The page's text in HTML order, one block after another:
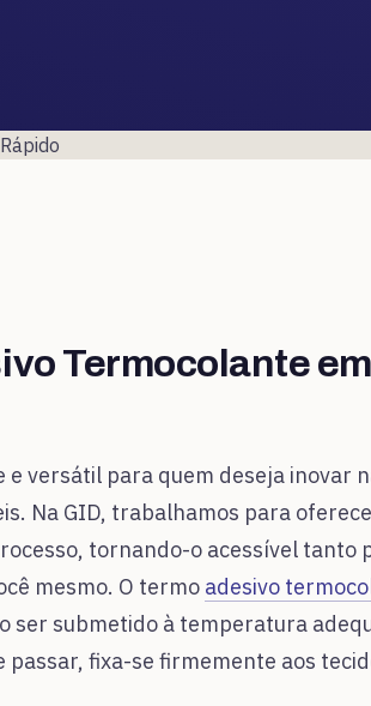
Termocolante em
e versátil para quem deseja inovar
Na GID, trabalhamos para
tornando-o acessível tanto
mesmo. O termo adesivo
ser submetido à temperatura
fixa-se firmemente aos